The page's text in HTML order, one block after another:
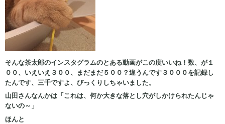
そんな茶太郎のインスタグラムのとある動画がこの度いいね！数、が１
００、いえいえ３００、まだまだ５００？違うんです３０００を記録し
たんです、三千ですよ、びっくりしちゃいました。
山田さんなんかは「これは、何か大きな落とし穴がしかけられたんじゃ
ないの～」
ほんと